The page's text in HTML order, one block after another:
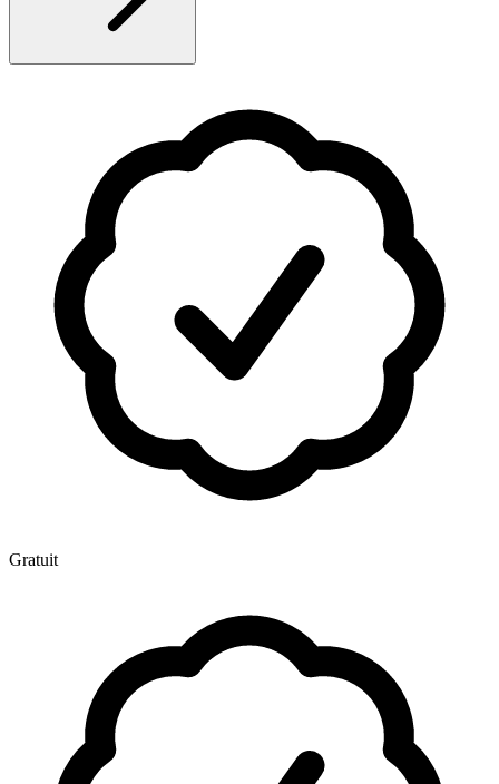
Gratuit